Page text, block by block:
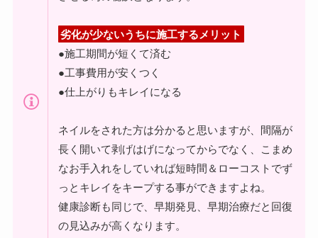
劣化が少ないうちに施工するメリット
●施工期間が短くて済む
●工事費用が安くつく
●仕上がりもキレイになる
ネイルをされた方は分かると思いますが、間隔が
長く開いて剥げはげになってからでなく、こまめ
なお手入れをしていれば短時間＆ローコストでず
っとキレイをキープする事ができますよね。
健康診断も同じで、早期発見、早期治療だと回復
の見込みが高くなります。